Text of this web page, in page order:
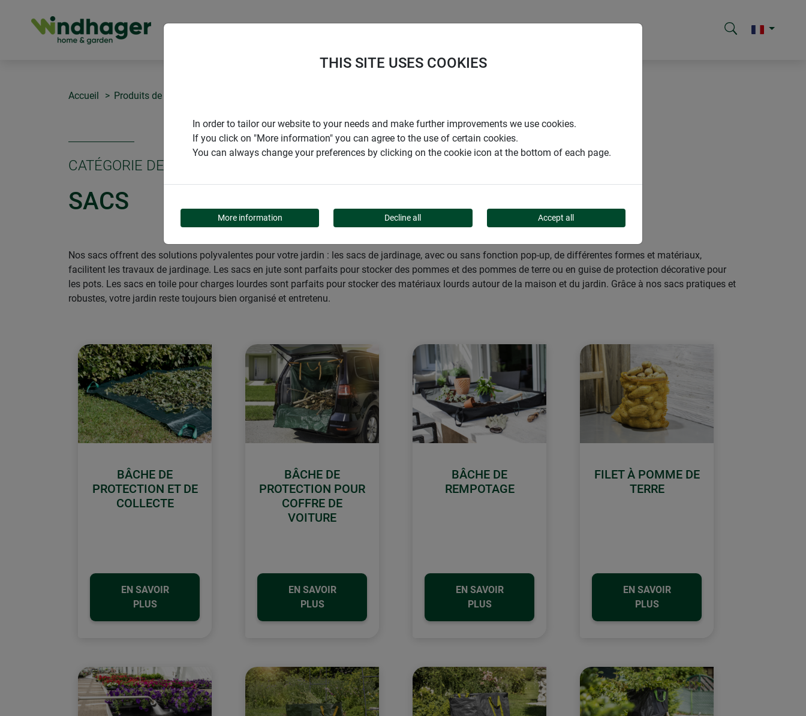
Accueil Produits de Windhager Home & Garden
CATÉGORIE DE PRODUITS
SACS
Nos sacs offrent des solutions polyvalentes pour votre jardin : les sacs de jardinage, avec ou sans fonction pop-up, de différentes formes et matériaux,
facilitent les travaux de jardinage. Les sacs en jute sont parfaits pour stocker des pommes et des pommes de terre ou en guise de protection décorative pour
les pots. Les sacs en toile pour charges lourdes sont parfaits pour stocker des matériaux lourds autour de la maison et du jardin. Grâce à nos sacs pratiques et
robustes, votre jardin reste toujours bien organisé et entretenu.
BÂCHE DE
PROTECTION ET DE
COLLECTE
EN SAVOIR
PLUS
BÂCHE DE
PROTECTION POUR
COFFRE DE
VOITURE
EN SAVOIR
PLUS
BÂCHE DE
REMPOTAGE
EN SAVOIR
PLUS
FILET À POMME DE
TERRE
EN SAVOIR
PLUS
THIS SITE USES COOKIES
In order to tailor our website to your needs and make further improvements we use cookies.
If you click on "More information" you can agree to the use of certain cookies.
You can always change your preferences by clicking on the cookie icon at the bottom of each page.
More information Decline all Accept all